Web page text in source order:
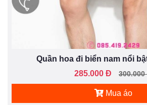
Quần hoa đi biển nam nổi
285.000 Đ
Mua áo